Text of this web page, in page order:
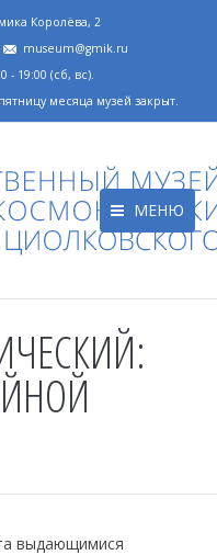
Королёва, 2
museum@gmik.ru
- 19:00 (сб, вс).
месяца музей закрыт.
МЕНЮ
выдающимися